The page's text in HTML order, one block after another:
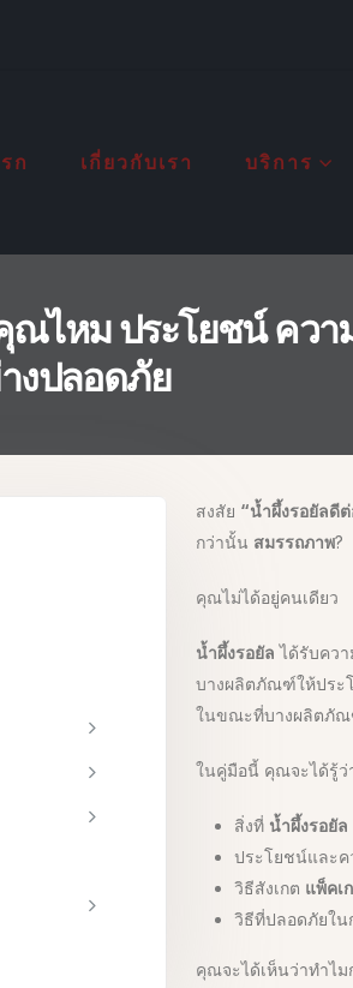
ก เกี่ยวกับเรา บริการ
ณไหม ประโยชน์ ควา
งปลอดภัย
สงสัย “น้ำผึ้งรอยัลดี
กว่านั้น สมรรถภาพ?
คุณไม่ได้อยู่คนเดียว
น้ำผึ้งรอยัล ได้รับควา
บางผลิตภัณฑ์ให้ประ
ในขณะที่บางผลิตภัณ
ในคู่มือนี้ คุณจะได้รู้ว่
สิ่งที่ น้ำผึ้งรอยัล
ประโยชน์และค
วิธีสังเกต แพ็คเ
วิธีที่ปลอดภัยใน
คุณจะได้เห็นว่าทำไม